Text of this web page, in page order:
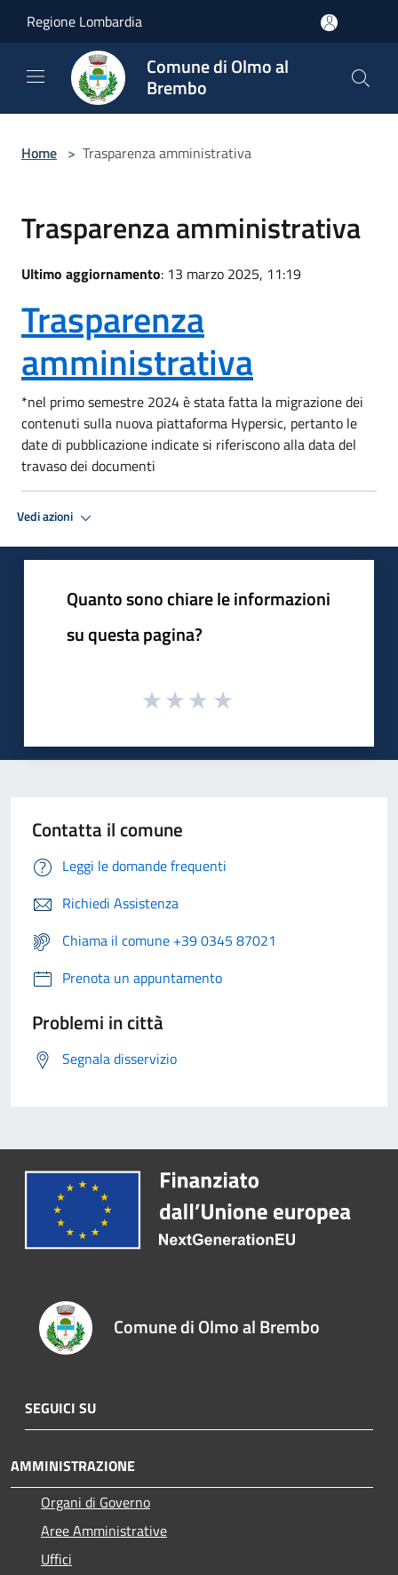
Regione Lombardia
Comune di Olmo al
Brembo
Home > Trasparenza amministrativa
Trasparenza amministrativa
Ultimo aggiornamento: 13 marzo 2025, 11:19
Trasparenza
amministrativa
*nel primo semestre 2024 è stata fatta la migrazione dei
contenuti sulla nuova piattaforma Hypersic, pertanto le
date di pubblicazione indicate si riferiscono alla data del
travaso dei documenti
Vedi azioni
Quanto sono chiare le informazioni
su questa pagina?
Contatta il comune
Leggi le domande frequenti
Richiedi Assistenza
Chiama il comune +39 0345 87021
Prenota un appuntamento
Problemi in città
Segnala disservizio
Comune di Olmo al Brembo
SEGUICI SU
AMMINISTRAZIONE
Organi di Governo
Aree Amministrative
Uffici